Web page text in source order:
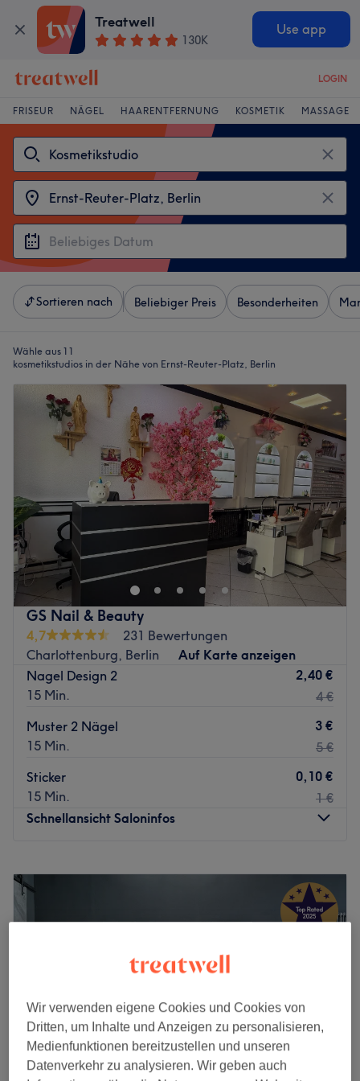
Treatwell
130K
Use app
LOGIN
FRISEUR NÄGEL HAARENTFERNUNG KOSMETIK MASSAGE
Sortieren nach Beliebiger Preis Besonderheiten
Wähle aus 11
kosmetikstudios in der Nähe von Ernst-Reuter-Platz, Berlin
GS Nail & Beauty
4,7
231 Bewertungen
Charlottenburg, Berlin
Auf Karte anzeigen
Nagel Design 2
15 Min.
2,40 €
4 €
Muster 2 Nägel
15 Min.
3 €
5 €
Sticker
15 Min.
0,10 €
1 €
Schnellansicht Saloninfos
19:30
19:30
Donnerstag
10:00–19:30
GS Nail & Beauty ist ein Nagelstudio in Berlin, das sich
darauf spezialisiert hat, seinen Kunden ein großartiges
Nägel Erlebnis zu bieten.
Wir verwenden eigene Cookies und Cookies von
Dritten, um Inhalte und Anzeigen zu personalisieren,
Medienfunktionen bereitzustellen und unseren
Datenverkehr zu analysieren. Wir geben auch